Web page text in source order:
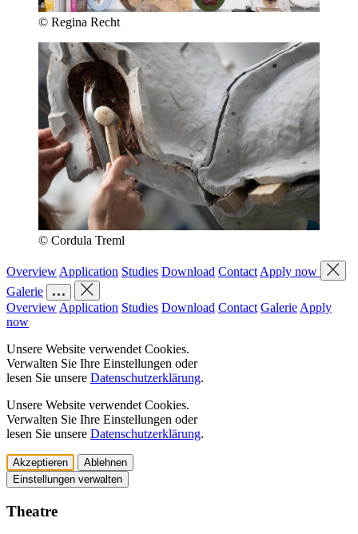
© Regina Recht
© Cordula Treml
Overview Application Studies Download Contact Apply now
Galerie
Overview Application Studies Download Contact Galerie Apply
now
Unsere Website verwendet Cookies.
Verwalten Sie Ihre Einstellungen oder
lesen Sie unsere Datenschutzerklärung.
Unsere Website verwendet Cookies.
Verwalten Sie Ihre Einstellungen oder
lesen Sie unsere Datenschutzerklärung.
Akzeptieren
Ablehnen
Einstellungen verwalten
Theatre